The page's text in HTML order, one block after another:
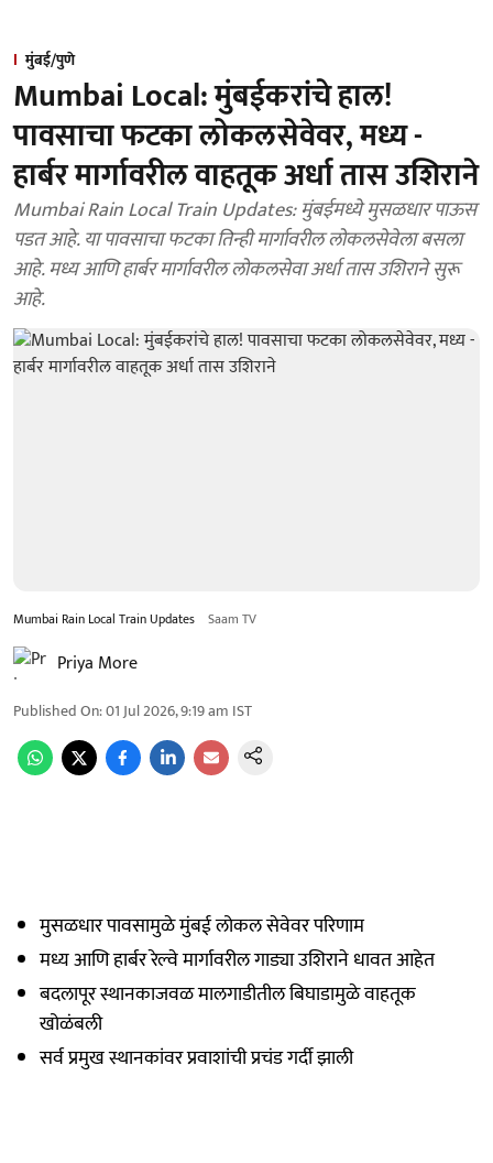
मुंबई/पुणे
Mumbai Local: मुंबईकरांचे हाल!
पावसाचा फटका लोकलसेवेवर, मध्य -
हार्बर मार्गावरील वाहतूक अर्धा तास उशिराने
Mumbai Rain Local Train Updates: मुंबईमध्ये मुसळधार पाऊस
पडत आहे. या पावसाचा फटका तिन्ही मार्गावरील लोकलसेवेला बसला
आहे. मध्य आणि हार्बर मार्गावरील लोकलसेवा अर्धा तास उशिराने सुरू
आहे.
Mumbai Rain Local Train Updates Saam TV
Priya More
Published On:01 Jul 2026, 9:19 am IST
मुसळधार पावसामुळे मुंबई लोकल सेवेवर परिणाम
मध्य आणि हार्बर रेल्वे मार्गावरील गाड्या उशिराने धावत आहेत
बदलापूर स्थानकाजवळ मालगाडीतील बिघाडामुळे वाहतूक
खोळंबली
सर्व प्रमुख स्थानकांवर प्रवाशांची प्रचंड गर्दी झाली